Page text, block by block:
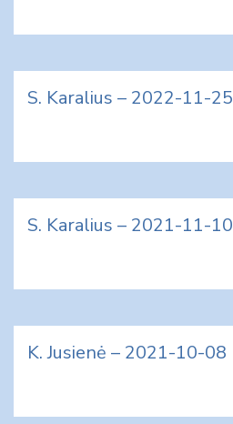
S. Karalius – 2022-11-25
S. Karalius – 2021-11-10
K. Jusienė – 2021-10-08